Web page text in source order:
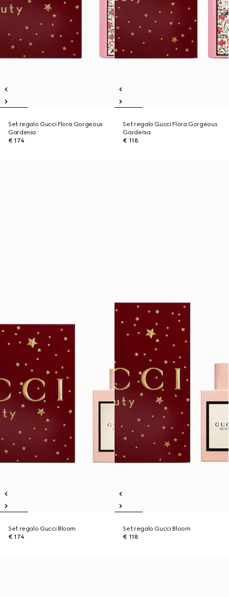
Set regalo Gucci Flora Gorgeous
Gardenia
€ 174
Set regalo Gucci Flora Gorgeous
Gardenia
€ 118
Set regalo Gucci Bloom
€ 174
Set regalo Gucci Bloom
€ 118